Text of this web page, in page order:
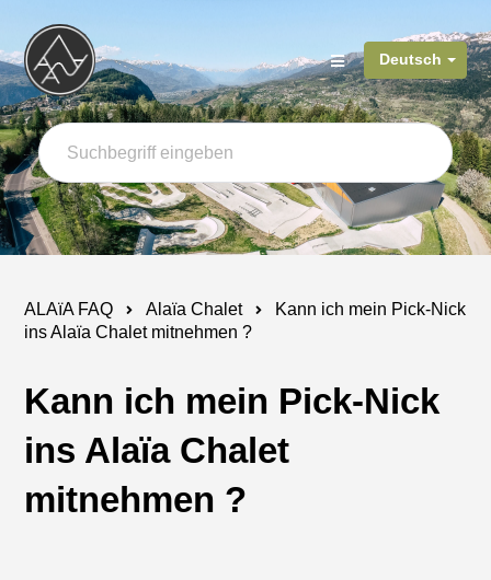
Deutsch
ALAïA FAQ Alaïa Chalet
Kann ich mein Pick-Nick
ins Alaïa Chalet mitnehmen ?
Kann ich mein Pick-Nick
ins Alaïa Chalet
mitnehmen ?